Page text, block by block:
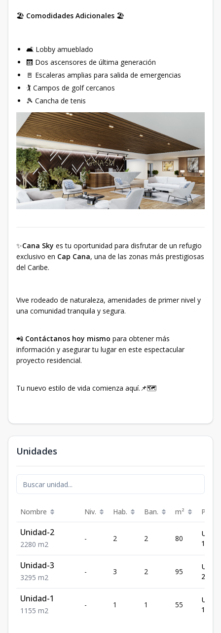
🏖 Comodidades Adicionales 🏖
🛋️ Lobby amueblado
🛗 Dos ascensores de última generación
🚪 Escaleras amplias para salida de emergencias
🏌️ Campos de golf cercanos
🎾 Cancha de tenis
✨Cana Sky es tu oportunidad para disfrutar de un refugio
exclusivo en Cap Cana, una de las zonas más prestigiosas
del Caribe.
Vive rodeado de naturaleza, amenidades de primer nivel y
una comunidad tranquila y segura.
📲 Contáctanos hoy mismo para obtener más
información y asegurar tu lugar en este espectacular
proyecto residencial.
Tu nuevo estilo de vida comienza aquí.📌🗺️
Unidades
Nombre Niv. Hab. Ban. m² Precio
Unidad-2
2280 m2
- 2 2 80
US$
Unidad-3
3295 m2
- 3 2 95
US$
Unidad-1
1 1 55 m2
- 1 1 55
US$